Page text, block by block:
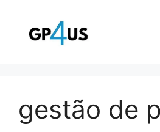
gestão de